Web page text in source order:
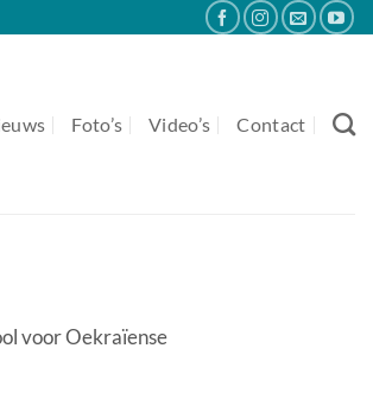
Foto’s Video’s Contact
voor Oekraïense